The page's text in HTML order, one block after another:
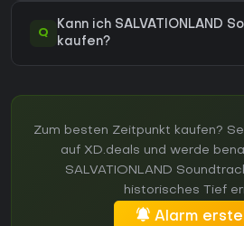
Q
Kann ich SALVATIONLAND
kaufen?
Zum besten Zeitpunkt kaufen?
auf XD.deals und werde
SALVATIONLAND
historisches Tief
Alarm